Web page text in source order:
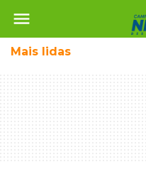
menu
Mais lidas